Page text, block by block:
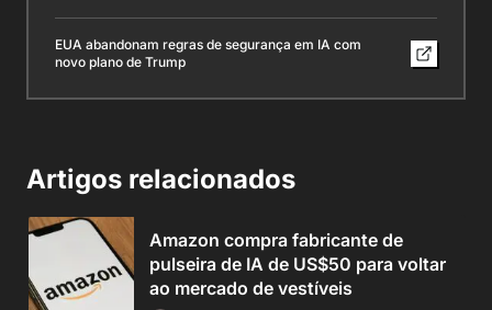
EUA abandonam regras de segurança em IA com
novo plano de Trump
Artigos relacionados
Amazon compra fabricante de
pulseira de IA de US$50 para voltar
ao mercado de vestíveis